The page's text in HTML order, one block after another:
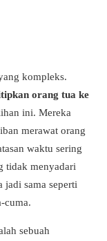
kompleks.
orang tua ke
ini. Mereka
merawat orang
waktu sering
tidak menyadari
jadi sama seperti
cuma.
sebuah